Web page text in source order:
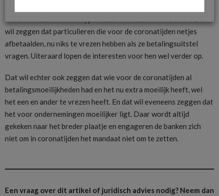
wil zeggen dat particulieren die voor de coronatijden netjes
afbetaalden, nu niks te vrezen hebben als ze betalingsuitstel
vragen. Uiteraard lopen de interesten voor hen wel verder op.
Dat wil echter ook zeggen dat wie voor de coronatijden al
betalingsmoeilijkheden had en het nu extra moeilijk heeft, wel
het een en ander te vrezen heeft. En dat wil eveneens zeggen dat
het voor ondernemingen moeilijker ligt. Daar wordt altijd
gekeken naar het breder plaatje en engageren de banken zich
niet om in coronatijden het mandaat niet om te zetten.
Een vraag over dit artikel of juridisch advies nodig? Neem dan